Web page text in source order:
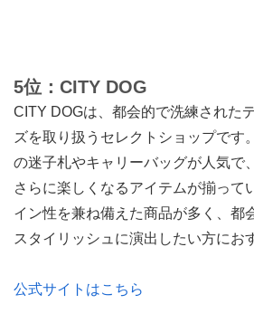
5位：CITY DOG
CITY DOGは、都会的で洗練された
ズを取り扱うセレクトショップです
の迷子札やキャリーバッグが人気で
さらに楽しくなるアイテムが揃って
イン性を兼ね備えた商品が多く、都
スタイリッシュに演出したい方にお
公式サイトはこちら